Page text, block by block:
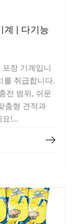
계 | 다기능
장 기계입니
를 취급합니다.
전 범위, 쉬운
춤형 견적과
!...
더 읽으십시오